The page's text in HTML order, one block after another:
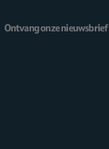
Ontvang onze nieuwsbrief